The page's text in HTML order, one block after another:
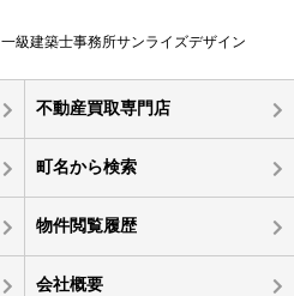
一級建築士事務所サンライズデザイン
不動産買取専門店
町名から検索
物件閲覧履歴
会社概要